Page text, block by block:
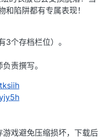
陷阱都有专属表现！
3个存档栏位）。
责撰写。
戏避免压缩损坏，下载后